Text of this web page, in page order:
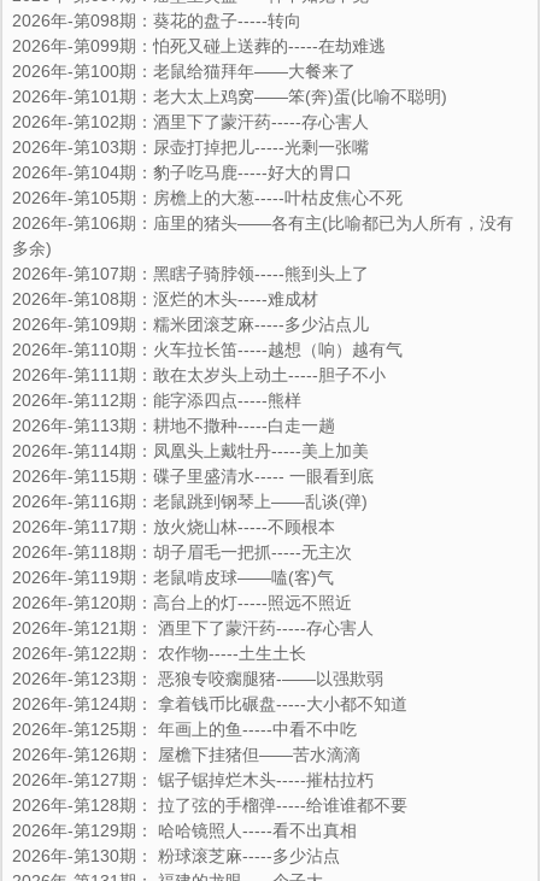
2026年-第098期：葵花的盘子-----转向
2026年-第099期：怕死又碰上送葬的-----在劫难逃
2026年-第100期：老鼠给猫拜年――大餐来了
2026年-第101期：老大太上鸡窝――笨(奔)蛋(比喻不聪明)
2026年-第102期：酒里下了蒙汗药-----存心害人
2026年-第103期：尿壶打掉把儿-----光剩一张嘴
2026年-第104期：豹子吃马鹿-----好大的胃口
2026年-第105期：房檐上的大葱-----叶枯皮焦心不死
2026年-第106期：庙里的猪头――各有主(比喻都已为人所有，没有
多余)
2026年-第107期：黑瞎子骑脖领-----熊到头上了
2026年-第108期：沤烂的木头-----难成材
2026年-第109期：糯米团滚芝麻-----多少沾点儿
2026年-第110期：火车拉长笛-----越想（响）越有气
2026年-第111期：敢在太岁头上动土-----胆子不小
2026年-第112期：能字添四点-----熊样
2026年-第113期：耕地不撒种-----白走一趟
2026年-第114期：凤凰头上戴牡丹-----美上加美
2026年-第115期：碟子里盛清水----- 一眼看到底
2026年-第116期：老鼠跳到钢琴上――乱谈(弹)
2026年-第117期：放火烧山林-----不顾根本
2026年-第118期：胡子眉毛一把抓-----无主次
2026年-第119期：老鼠啃皮球――嗑(客)气
2026年-第120期：高台上的灯-----照远不照近
2026年-第121期： 酒里下了蒙汗药-----存心害人
2026年-第122期： 农作物-----土生土长
2026年-第123期： 恶狼专咬瘸腿猪-—―以强欺弱
2026年-第124期： 拿着钱币比碾盘-----大小都不知道
2026年-第125期： 年画上的鱼-----中看不中吃
2026年-第126期： 屋檐下挂猪但――苦水滴滴
2026年-第127期： 锯子锯掉烂木头-----摧枯拉朽
2026年-第128期： 拉了弦的手榴弹-----给谁谁都不要
2026年-第129期： 哈哈镜照人-----看不出真相
2026年-第130期： 粉球滚芝麻-----多少沾点